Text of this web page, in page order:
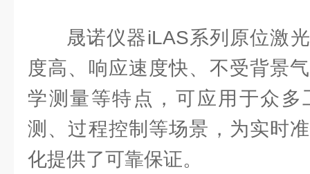
晟诺仪器iLAS系列原位激
度高、响应速度快、不受背景
学测量等特点，可应用于众
测、过程控制等场景，为实时
化提供了可靠保证。